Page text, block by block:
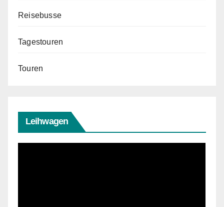
Reisebusse
Tagestouren
Touren
Leihwagen